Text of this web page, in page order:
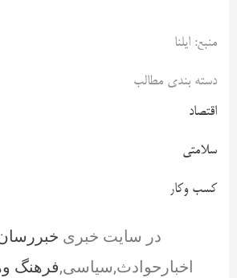
منبع: ایلنا
دسته بندی مطالب
اقتصاد
سلامتی
کسب وکار
در سایت خبری
اخبارحوادث,سیاسی,فرهنگ